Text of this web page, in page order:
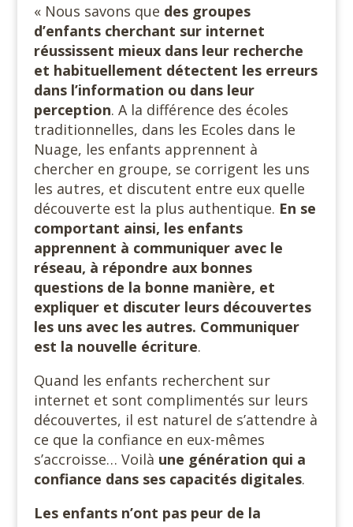
« Nous savons que des groupes
d’enfants cherchant sur internet
réussissent mieux dans leur recherche
et habituellement détectent les erreurs
dans l’information ou dans leur
perception. A la différence des écoles
traditionnelles, dans les Ecoles dans le
Nuage, les enfants apprennent à
chercher en groupe, se corrigent les uns
les autres, et discutent entre eux quelle
découverte est la plus authentique. En se
comportant ainsi, les enfants
apprennent à communiquer avec le
réseau, à répondre aux bonnes
questions de la bonne manière, et
expliquer et discuter leurs découvertes
les uns avec les autres. Communiquer
est la nouvelle écriture.
Quand les enfants recherchent sur
internet et sont complimentés sur leurs
découvertes, il est naturel de s’attendre à
ce que la confiance en eux-mêmes
s’accroisse… Voilà une génération qui a
confiance dans ses capacités digitales.
Les enfants n’ont pas peur de la